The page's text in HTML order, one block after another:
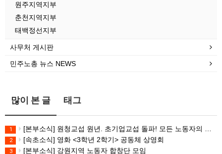
원주지역지부
춘천지역지부
태백정선지부
사무처 게시판
민주노총 뉴스 NEWS
많이 본 글 태그
1 [본부소식] 원청교섭 원년. 초기업교섭 돌파! 모든 노동자의 노동기본권 쟁취! 민주노총 7.15 총파업대회
2 [속초소식] 영화 <3학년 2학기> 공동체 상영회
3 [본부소식] 강원지역 노동자 합창단 모임